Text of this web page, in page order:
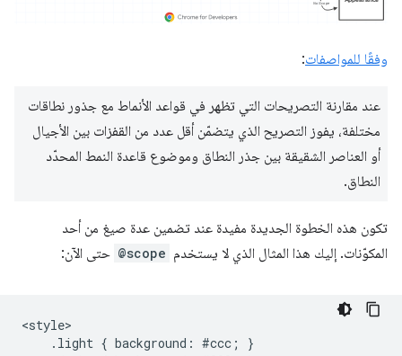
وفقًا للمواصفات:
عند مقارنة التصريحات التي تظهر في قواعد الأنماط مع جذور نطاقات
مختلفة، يفوز التصريح الذي يتضمّن أقل عدد من القفزات بين الأجيال
أو العناصر الشقيقة بين جذر النطاق وموضوع قاعدة النمط المحدّد
النطاق.
تكون هذه الخطوة الجديدة مفيدة عند تضمين عدة صيغ من أحد
المكوّنات. إليك هذا المثال الذي لا يستخدم @scope حتى الآن:
<style>
    .light { background: #ccc; }